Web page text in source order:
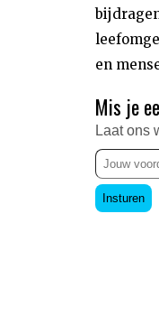
en
Mis je
Laat ons
Insturen